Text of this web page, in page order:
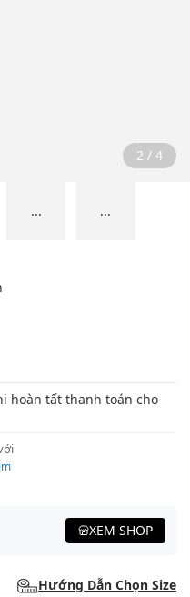
2 / 4
... ...
hoàn tất thanh toán cho
XEM SHOP
Hướng Dẫn Chọn Size